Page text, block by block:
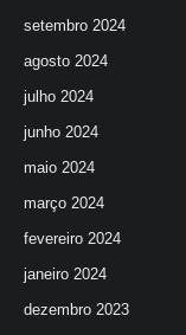
setembro 2024
agosto 2024
julho 2024
junho 2024
maio 2024
março 2024
fevereiro 2024
janeiro 2024
dezembro 2023